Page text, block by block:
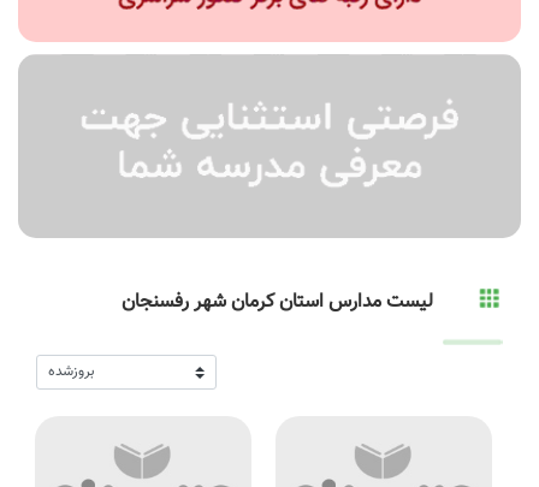
پیش دبستانی
لیست مدارس استان کرمان شهر رفسنجان